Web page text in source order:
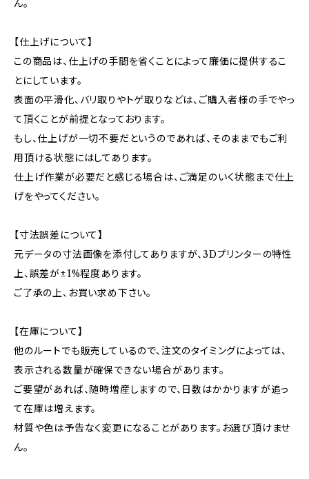
ん。
【仕上げについて】
この商品は、仕上げの手間を省くことによって廉価に提供するこ
とにしています。
表面の平滑化、バリ取りやトゲ取りなどは、ご購入者様の手でやっ
て頂くことが前提となっております。
もし、仕上げが一切不要だというのであれば、そのままでもご利
用頂ける状態にはしてあります。
仕上げ作業が必要だと感じる場合は、ご満足のいく状態まで仕上
げをやってください。
【寸法誤差について】
元データの寸法画像を添付してありますが、3Dプリンターの特性
上、誤差が±1%程度あります。
ご了承の上、お買い求め下さい。
【在庫について】
他のルートでも販売しているので、注文のタイミングによっては、
表示される数量が確保できない場合があります。
ご要望があれば、随時増産しますので、日数はかかりますが追っ
て在庫は増えます。
材質や色は予告なく変更になることがあります。お選び頂けませ
ん。